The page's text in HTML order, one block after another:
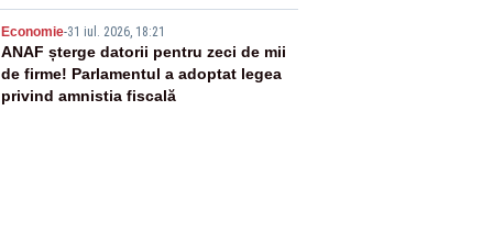
Economie-31 iul. 2026, 18:21
ANAF șterge datorii pentru zeci de mii
de firme! Parlamentul a adoptat legea
privind amnistia fiscală